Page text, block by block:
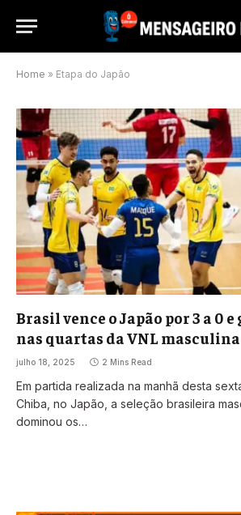
Home » Etapa do Japão
Brasil vence o Japão por 3 a 0
nas quartas da VNL masculina
julho 18, 2025 2 Mins Read
Em partida realizada na manhã desta
Chiba, no Japão, a seleção brasileira
dominou os…